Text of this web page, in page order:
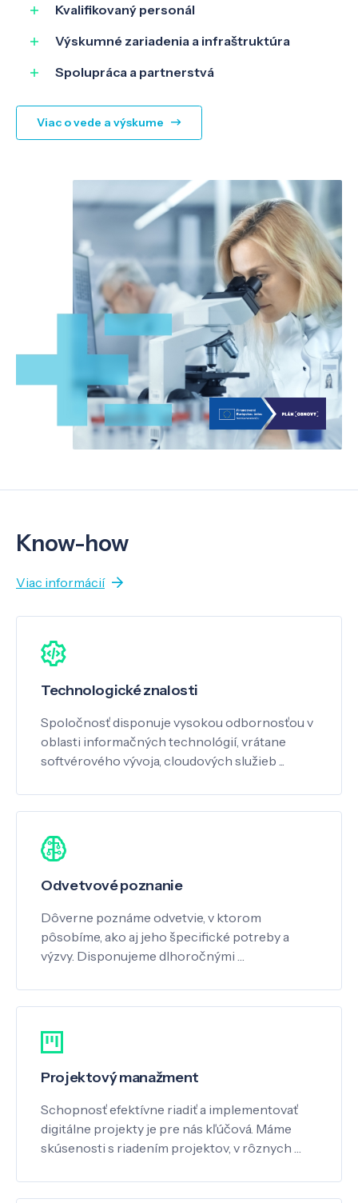
Kvalifikovaný personál
Výskumné zariadenia a infraštruktúra
Spolupráca a partnerstvá
Viac o vede a výskume
Know-how
Viac informácií
Technologické znalosti
Spoločnosť disponuje vysokou odbornosťou v
oblasti informačných technológií, vrátane
softvérového vývoja, cloudových služieb ...
Odvetvové poznanie
Dôverne poznáme odvetvie, v ktorom
pôsobíme, ako aj jeho špecifické potreby a
výzvy. Disponujeme dlhoročnými …
Projektový manažment
Schopnosť efektívne riadiť a implementovať
digitálne projekty je pre nás kľúčová. Máme
skúsenosti s riadením projektov, v rôznych …